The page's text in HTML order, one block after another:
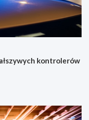
kontrolerów